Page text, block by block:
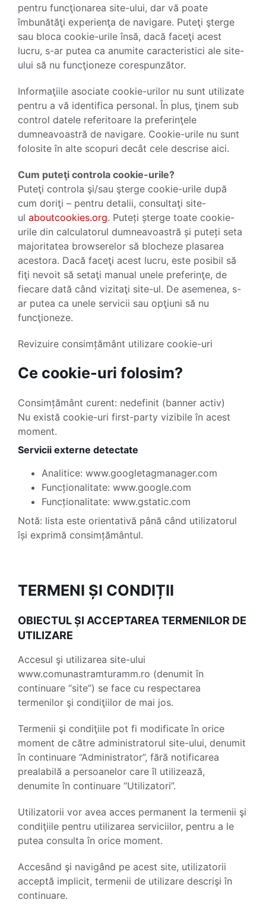
pentru funcţionarea site-ului, dar vă poate
îmbunătăţi experienţa de navigare. Puteţi şterge
sau bloca cookie-urile însă, dacă faceţi acest
lucru, s-ar putea ca anumite caracteristici ale site-
ului să nu funcţioneze corespunzător.
Informaţiile asociate cookie-urilor nu sunt utilizate
pentru a vă identifica personal. În plus, ţinem sub
control datele referitoare la preferinţele
dumneavoastră de navigare. Cookie-urile nu sunt
folosite în alte scopuri decât cele descrise aici.
Cum puteţi controla cookie-urile?
Puteţi controla şi/sau şterge cookie-urile după
cum doriţi – pentru detalii, consultaţi site-
ul aboutcookies.org. Puteți șterge toate cookie-
urile din calculatorul dumneavoastră și puteți seta
majoritatea browserelor să blocheze plasarea
acestora. Dacă faceţi acest lucru, este posibil să
fiţi nevoit să setaţi manual unele preferinţe, de
fiecare dată când vizitaţi site-ul. De asemenea, s-
ar putea ca unele servicii sau opţiuni să nu
funcţioneze.
Revizuire consimțământ utilizare cookie-uri
Ce cookie-uri folosim?
Consimțământ curent: nedefinit (banner activ)
Nu există cookie-uri first-party vizibile în acest
moment.
Servicii externe detectate
Analitice: www.googletagmanager.com
Funcționalitate: www.google.com
Funcționalitate: www.gstatic.com
Notă: lista este orientativă până când utilizatorul
își exprimă consimțământul.
TERMENI ȘI CONDIȚII
OBIECTUL ȘI ACCEPTAREA TERMENILOR DE
UTILIZARE
Accesul şi utilizarea site-ului
www.comunastramturamm.ro (denumit în
continuare “site”) se face cu respectarea
termenilor şi condiţiilor de mai jos.
Termenii şi condiţiile pot fi modificate în orice
moment de către administratorul site-ului, denumit
în continuare “Administrator”, fără notificarea
prealabilă a persoanelor care îl utilizează,
denumite în continuare “Utilizatori”.
Utilizatorii vor avea acces permanent la termenii şi
condiţiile pentru utilizarea serviciilor, pentru a le
putea consulta în orice moment.
Accesând şi navigând pe acest site, utilizatorii
acceptă implicit, termenii de utilizare descrişi în
continuare.